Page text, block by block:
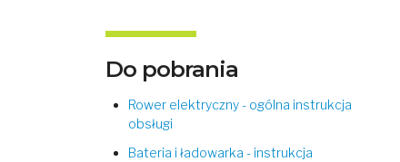
Do pobrania
Rower elektryczny - ogólna instrukcja
obsługi
Bateria i ładowarka - instrukcja